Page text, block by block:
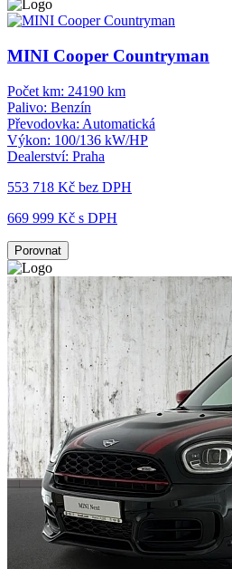
MINI Cooper Countryman
Počet km: 24190 km
Palivo: Benzín
Převodovka: Automatická
Výkon: 100/136 kW/HP
Dealerství: Praha
553 718 Kč bez DPH
669 999 Kč s DPH
Porovnat